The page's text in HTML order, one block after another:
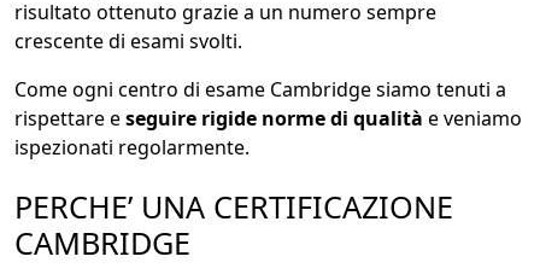
risultato ottenuto grazie a un numero sempre
crescente di esami svolti.
Come ogni centro di esame Cambridge siamo tenuti a
rispettare eseguire rigide norme di qualità e veniamo
ispezionati regolarmente.
PERCHE’ UNA CERTIFICAZIONE
CAMBRIDGE